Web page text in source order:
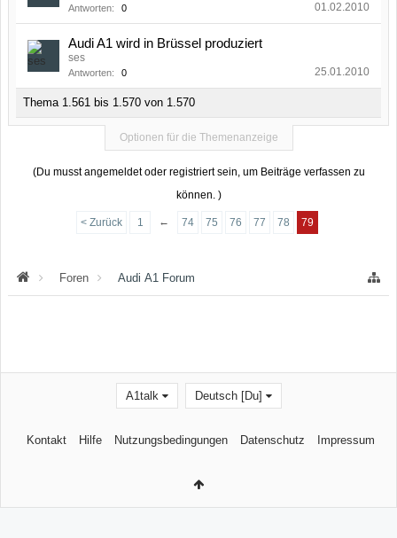
Antworten: 0 01.02.2010
Audi A1 wird in Brüssel produziert
ses
Antworten: 0 25.01.2010
Thema 1.561 bis 1.570 von 1.570
Optionen für die Themenanzeige
(Du musst angemeldet oder registriert sein, um Beiträge verfassen zu
können. )
< Zurück 1 ← 74 75 76 77 78 79
Foren Audi A1 Forum
A1talk Deutsch [Du]
Kontakt Hilfe Nutzungsbedingungen Datenschutz Impressum